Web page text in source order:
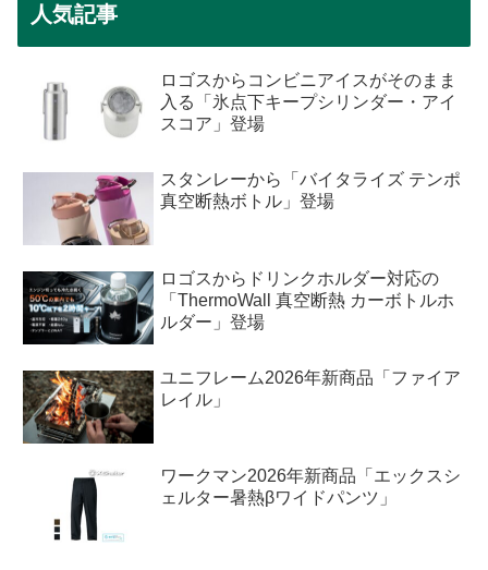
人気記事
ロゴスからコンビニアイスがそのまま
入る「氷点下キープシリンダー・アイ
スコア」登場
スタンレーから「バイタライズ テンポ
真空断熱ボトル」登場
ロゴスからドリンクホルダー対応の
「ThermoWall 真空断熱 カーボトルホ
ルダー」登場
ユニフレーム2026年新商品「ファイア
レイル」
ワークマン2026年新商品「エックスシ
ェルター暑熱βワイドパンツ」